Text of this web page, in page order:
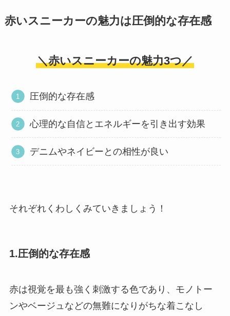
赤いスニーカーの魅力は圧倒的な存在感
＼赤いスニーカーの魅力3つ／
圧倒的な存在感
心理的な自信とエネルギーを引き出す効果
デニムやネイビーとの相性が良い
それぞれくわしくみていきましょう！
1.圧倒的な存在感
赤は視覚を最も強く刺激する色であり、モノトー
ンやベージュなどの無難になりがちな着こなし